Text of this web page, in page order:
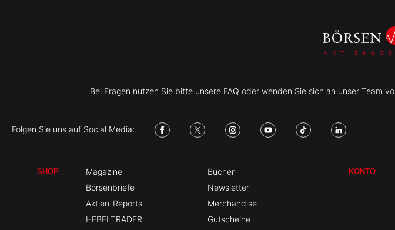
Bei Fragen nutzen Sie bitte unsere FAQ oder wenden Sie sich an unser Team
Folgen Sie uns auf Social Media:
SHOP
Magazine
Börsenbriefe
Aktien-Reports
HEBELTRADER
Bücher
Newsletter
Merchandise
Gutscheine
KONTO